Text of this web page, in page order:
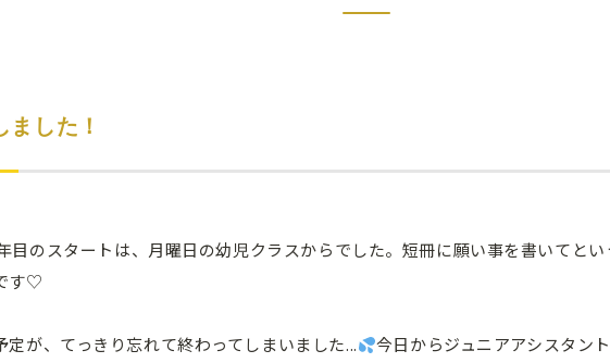
した！
目のスタートは、月曜日の幼児クラスからでした。短冊に願い事を書いてと
す♡
定が、てっきり忘れて終わってしまいました...
今日からジュニアアシスタン